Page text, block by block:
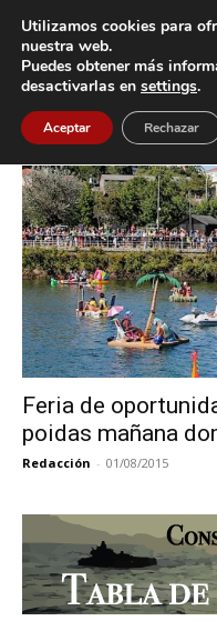
Inicio Etiquetas Feria
Etiqueta: Feria
Feria de
poidas mañana
Redacción - 01/08/2015
Utilizamos cookies para
nuestra web.
Puedes obtener más
desactivarlas en settings.
Aceptar Rechazar